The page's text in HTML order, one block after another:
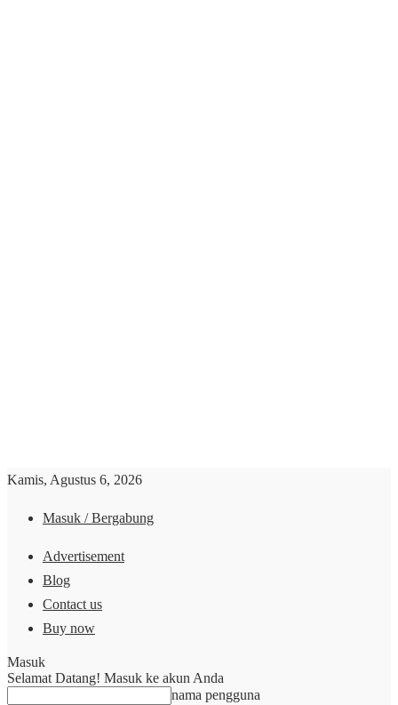
Kamis, Agustus 6, 2026
Masuk / Bergabung
Advertisement
Blog
Contact us
Buy now
Masuk
Selamat Datang! Masuk ke akun Anda
nama pengguna